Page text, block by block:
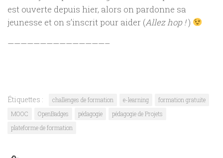
est ouverte depuis hier, alors on pardonne sa
jeunesse et on s’inscrit pour aider (Allez hop !)
———————————————–
Étiquettes : challenges de formation e-learning
formation gratuite
MOOC
OpenBadges pédagogie
pédagogie de Projets
plateforme de formation